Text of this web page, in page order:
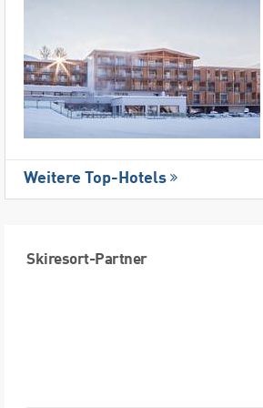
Weitere Top-Hotels
Skiresort-Partner